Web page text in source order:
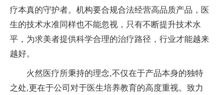
疗本真的守护者。机构要合规合法经营高品质产品，医
生的技术水准同样也不能忽视，只有不断提升技术水
平，为求美者提供科学合理的治疗路径，行业才能越来
越好。
火然医疗所秉持的理念,不仅在于产品本身的独特
之处,更在于公司对于医生培养教育的高度重视。致力